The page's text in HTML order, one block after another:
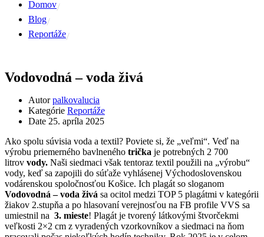
Domov
Blog
Reportáže
Vodovodná – voda živá
Autor palkovalucia
Kategórie Reportáže
Date 25. apríla 2025
Ako spolu súvisia voda a textil? Poviete si, že „veľmi“. Veď na
výrobu priemerného bavlneného trička je potrebných 2 700
litrov vody. Naši siedmaci však tentoraz textil použili na „výrobu“
vody, keď sa zapojili do súťaže vyhlásenej Východoslovenskou
vodárenskou spoločnosťou Košice. Ich plagát so sloganom
Vodovodná – voda živá sa ocitol medzi TOP 5 plagátmi v kategórii
žiakov 2.stupňa a po hlasovaní verejnosťou na FB profile VVS sa
umiestnil na 3. mieste! Plagát je tvorený látkovými štvorčekmi
veľkosti 2×2 cm z vyradených vzorkovníkov a siedmaci na ňom